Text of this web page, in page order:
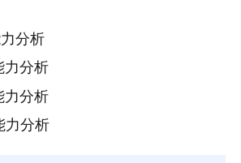
分析
力分析
力分析
力分析